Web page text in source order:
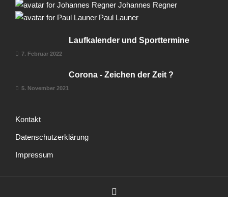
Johannes Regner
Paul Launer
Laufkalender und Sporttermine
7. Februar 2022
Corona - Zeichen der Zeit ?
5. November 2021
Kontakt
Datenschutzerklärung
Impressum